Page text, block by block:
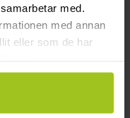
med.
med annan
eller som de har